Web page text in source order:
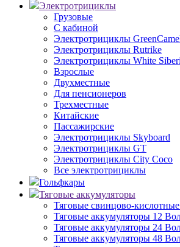
Электротрициклы
Грузовые
С кабиной
Электротрициклы
Электротрициклы Rutrike
Электротрициклы White
Взрослые
Двухместные
Для пенсионеров
Трехместные
Китайские
Пассажирские
Электротрициклы Skyboard
Электротрициклы GT
Электротрициклы City Coco
Все электротрициклы
Гольфкары
Тяговые аккумуляторы
Тяговые свинцово-
Тяговые аккумуляторы 12
Тяговые аккумуляторы 24
Тяговые аккумуляторы 48